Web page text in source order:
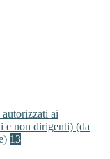
ai
e non dirigenti) (da
13